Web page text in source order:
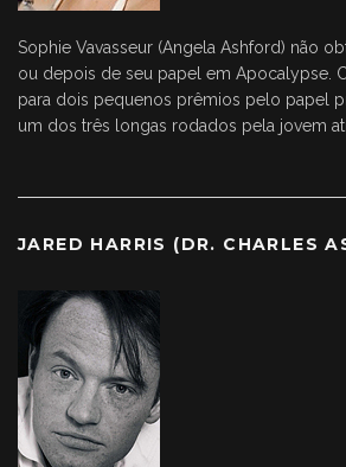
Sophie Vavasseur (Angela Ashford) não
ou depois de seu papel em Apocalypse.
para dois pequenos prêmios pelo papel
um dos três longas rodados pela jovem
JARED HARRIS (DR. CHARLES